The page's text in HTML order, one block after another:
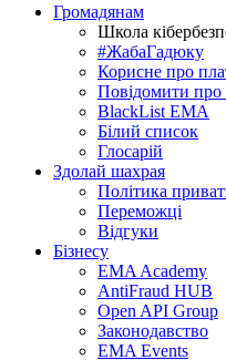
Громадянам
Школа
#ЖабаГадюку
Корисне про
Повідомити про
BlackList EMA
Білий список
Глосарій
Здолай шахрая
Політика
Переможцi
Відгуки
Бізнесу
EMA Academy
AntiFraud HUB
Open API Group
Законодавство
EMA Events